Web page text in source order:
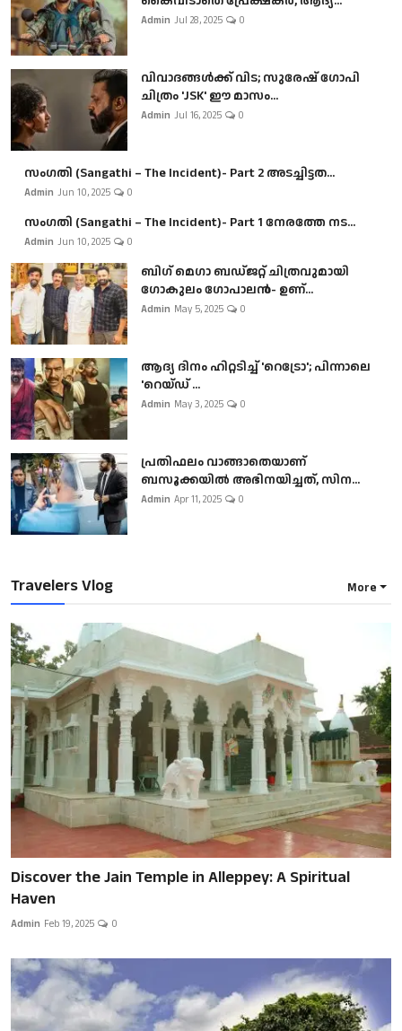
Admin Jul 28, 2025 0
വിവാദങ്ങൾക്ക് വിട; സുരേഷ് ഗോപി
ചിത്രം 'JSK' ഈ മാസം...
Admin Jul 16, 2025 0
സംഗതി (Sangathi – The Incident)- Part 2 അടച്ചിട്ടത...
Admin Jun 10, 2025 0
സംഗതി (Sangathi – The Incident)- Part 1 നേരത്തേ നട...
Admin Jun 10, 2025 0
ബി​ഗ് മെഗാ ബഡ്ജറ്റ് ചിത്രവുമായി
ഗോകുലം ഗോപാലൻ- ഉണ്...
Admin May 5, 2025 0
ആദ്യ ദിനം ഹിറ്റടിച്ച് 'റെട്രോ'; പിന്നാലെ
'റെയ്ഡ് ...
Admin May 3, 2025 0
പ്രതിഫലം വാങ്ങാതെയാണ്
ബസൂക്കയില്‍ അഭിനയിച്ചത്, സിന...
Admin Apr 11, 2025 0
Travelers Vlog More
Discover the Jain Temple in Alleppey: A Spiritual
Haven
Admin Feb 19, 2025 0